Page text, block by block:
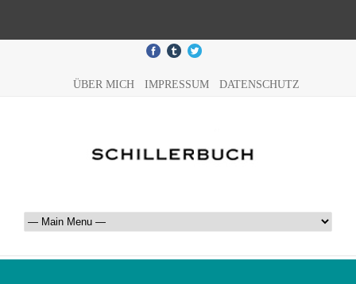
ÜBER MICH IMPRESSUM DATENSCHUTZ